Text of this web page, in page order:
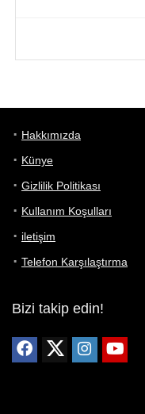
Hakkımızda
Künye
Gizlilik Politikası
Kullanım Koşulları
iletişim
Telefon Karşılaştırma
Bizi takip edin!